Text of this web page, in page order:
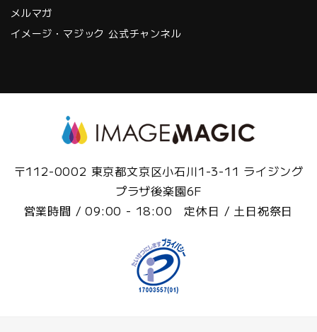
メルマガ
イメージ・マジック 公式チャンネル
〒112-0002 東京都文京区小石川1-3-11 ライジング
プラザ後楽園6F
営業時間 / 09:00 - 18:00 定休日 / 土日祝祭日